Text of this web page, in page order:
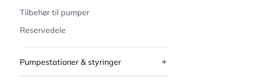
Tilbehør til pumper
Reservedele
Pumpestationer & styringer